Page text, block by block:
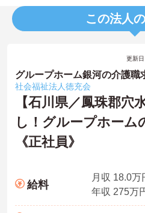
この法人
更新
グループホーム銀河の介護職
社会福祉法人徳充会
【石川県／鳳珠郡穴
し！グループホーム
《正社員》
給料